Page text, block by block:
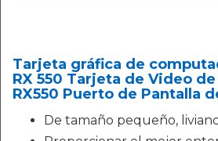
Tarjeta gráfica de
RX 550 Tarjeta de Video de
RX550 Puerto de Pantalla
De tamaño pequeño,